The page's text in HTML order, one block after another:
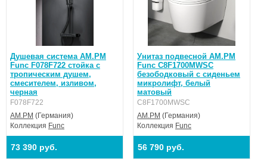
Душевая система AM.PM
Func F078F722 стойка с
тропическим душем,
смесителем, изливом,
черная
F078F722
AM.PM (Германия)
Коллекция Func
73 390 руб.
Унитаз подвесной AM.PM
Func C8F1700MWSC
безободковый с сиденьем
микролифт, белый
матовый
C8F1700MWSC
AM.PM (Германия)
Коллекция Func
56 790 руб.